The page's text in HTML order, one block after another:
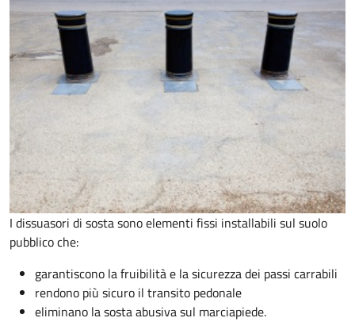
I dissuasori di sosta sono elementi fissi installabili sul suolo
pubblico che:
garantiscono la fruibilità e la sicurezza dei passi carrabili
rendono più sicuro il transito pedonale
eliminano la sosta abusiva sul marciapiede.